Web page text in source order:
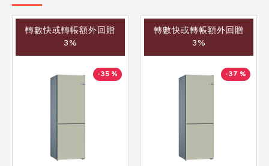
轉數快或轉帳額外回贈
3%
-35 %
轉數快或轉帳額外回贈
3%
-37 %